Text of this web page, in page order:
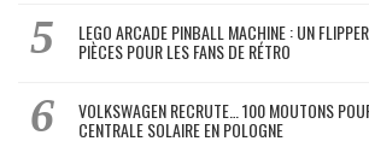
LEGO ARCADE PINBALL MACHINE : UN
PIÈCES POUR LES FANS DE RÉTRO
VOLKSWAGEN RECRUTE… 100 MOUTONS
CENTRALE SOLAIRE EN POLOGNE